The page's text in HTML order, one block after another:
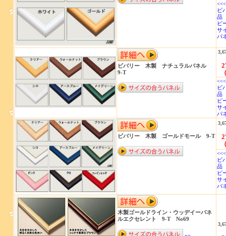
ビ
品
ピ
サ
パ
ビバリー 木製 ナチュラルパネル
9-T
ビ
品
ピ
サ
パ
ビバリー 木製 ゴールドモール 9-T
ビ
品
ピ
サ
パ
木製ゴールドライン・ウッデイーパネ
ルエクセレント 9-T No69